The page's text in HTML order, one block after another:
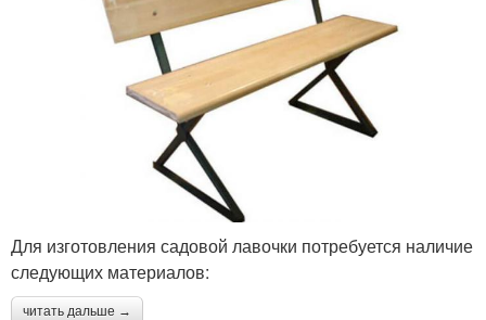
Для изготовления садовой лавочки потребуется наличие
следующих материалов:
читать дальше →